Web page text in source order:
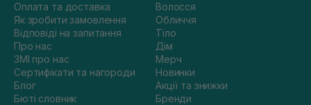
Оплата та доставка
Як зробити замовлення
Відповіді на запитання
Про нас
ЗМІ про нас
Сертифікати та нагороди
Блог
Бюті словник
Волосся
Обличчя
Тіло
Дім
Мерч
Новинки
Акції та знижки
Бренди